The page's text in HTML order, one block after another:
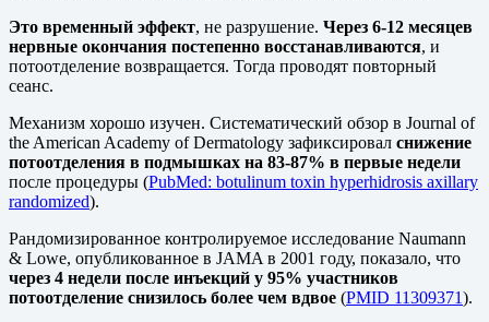
Это временный эффект, не разрушение. Через 6-12 месяцев
нервные окончания постепенно восстанавливаются, и
потоотделение возвращается. Тогда проводят повторный
сеанс.
Механизм хорошо изучен. Систематический обзор в Journal of
the American Academy of Dermatology зафиксировал снижение
потоотделения в подмышках на 83-87% в первые недели
после процедуры (PubMed: botulinum toxin hyperhidrosis axillary
randomized).
Рандомизированное контролируемое исследование Naumann
& Lowe, опубликованное в JAMA в 2001 году, показало, что
через 4 недели после инъекций у 95% участников
потоотделение снизилось более чем вдвое (PMID 11309371).